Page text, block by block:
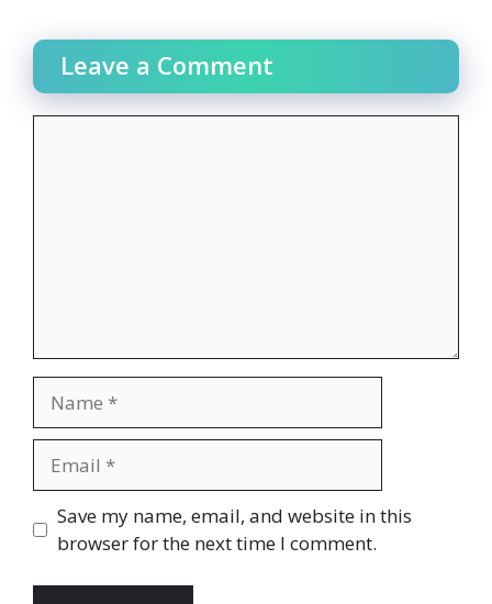
Leave a Comment
Website
Save my name, email, and website in this
browser for the next time I comment.